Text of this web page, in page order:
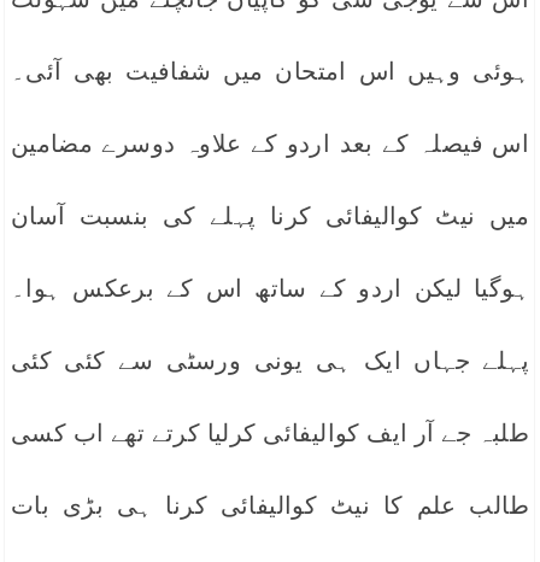
ہوئی وہیں اس امتحان میں شفافیت بھی آئی۔
اس فیصلہ کے بعد اردو کے علاوہ دوسرے مضامین
میں نیٹ کوالیفائی کرنا پہلے کی بنسبت آسان
ہوگیا لیکن اردو کے ساتھ اس کے برعکس ہوا۔
پہلے جہاں ایک ہی یونی ورسٹی سے کئی کئی
طلبہ جے آر ایف کوالیفائی کرلیا کرتے تھے اب کسی
طالب علم کا نیٹ کوالیفائی کرنا ہی بڑی بات